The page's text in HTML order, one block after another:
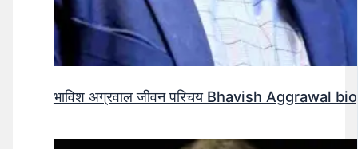
भाविश अग्रवाल जीवन परिचय Bhavish Aggrawal